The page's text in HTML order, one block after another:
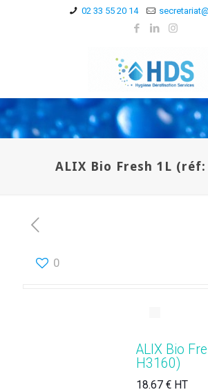
02 33 55 20 14
ALIX Bio Fresh 1L (réf:
0
ALIX Bio
H3160)
18.67 € HT